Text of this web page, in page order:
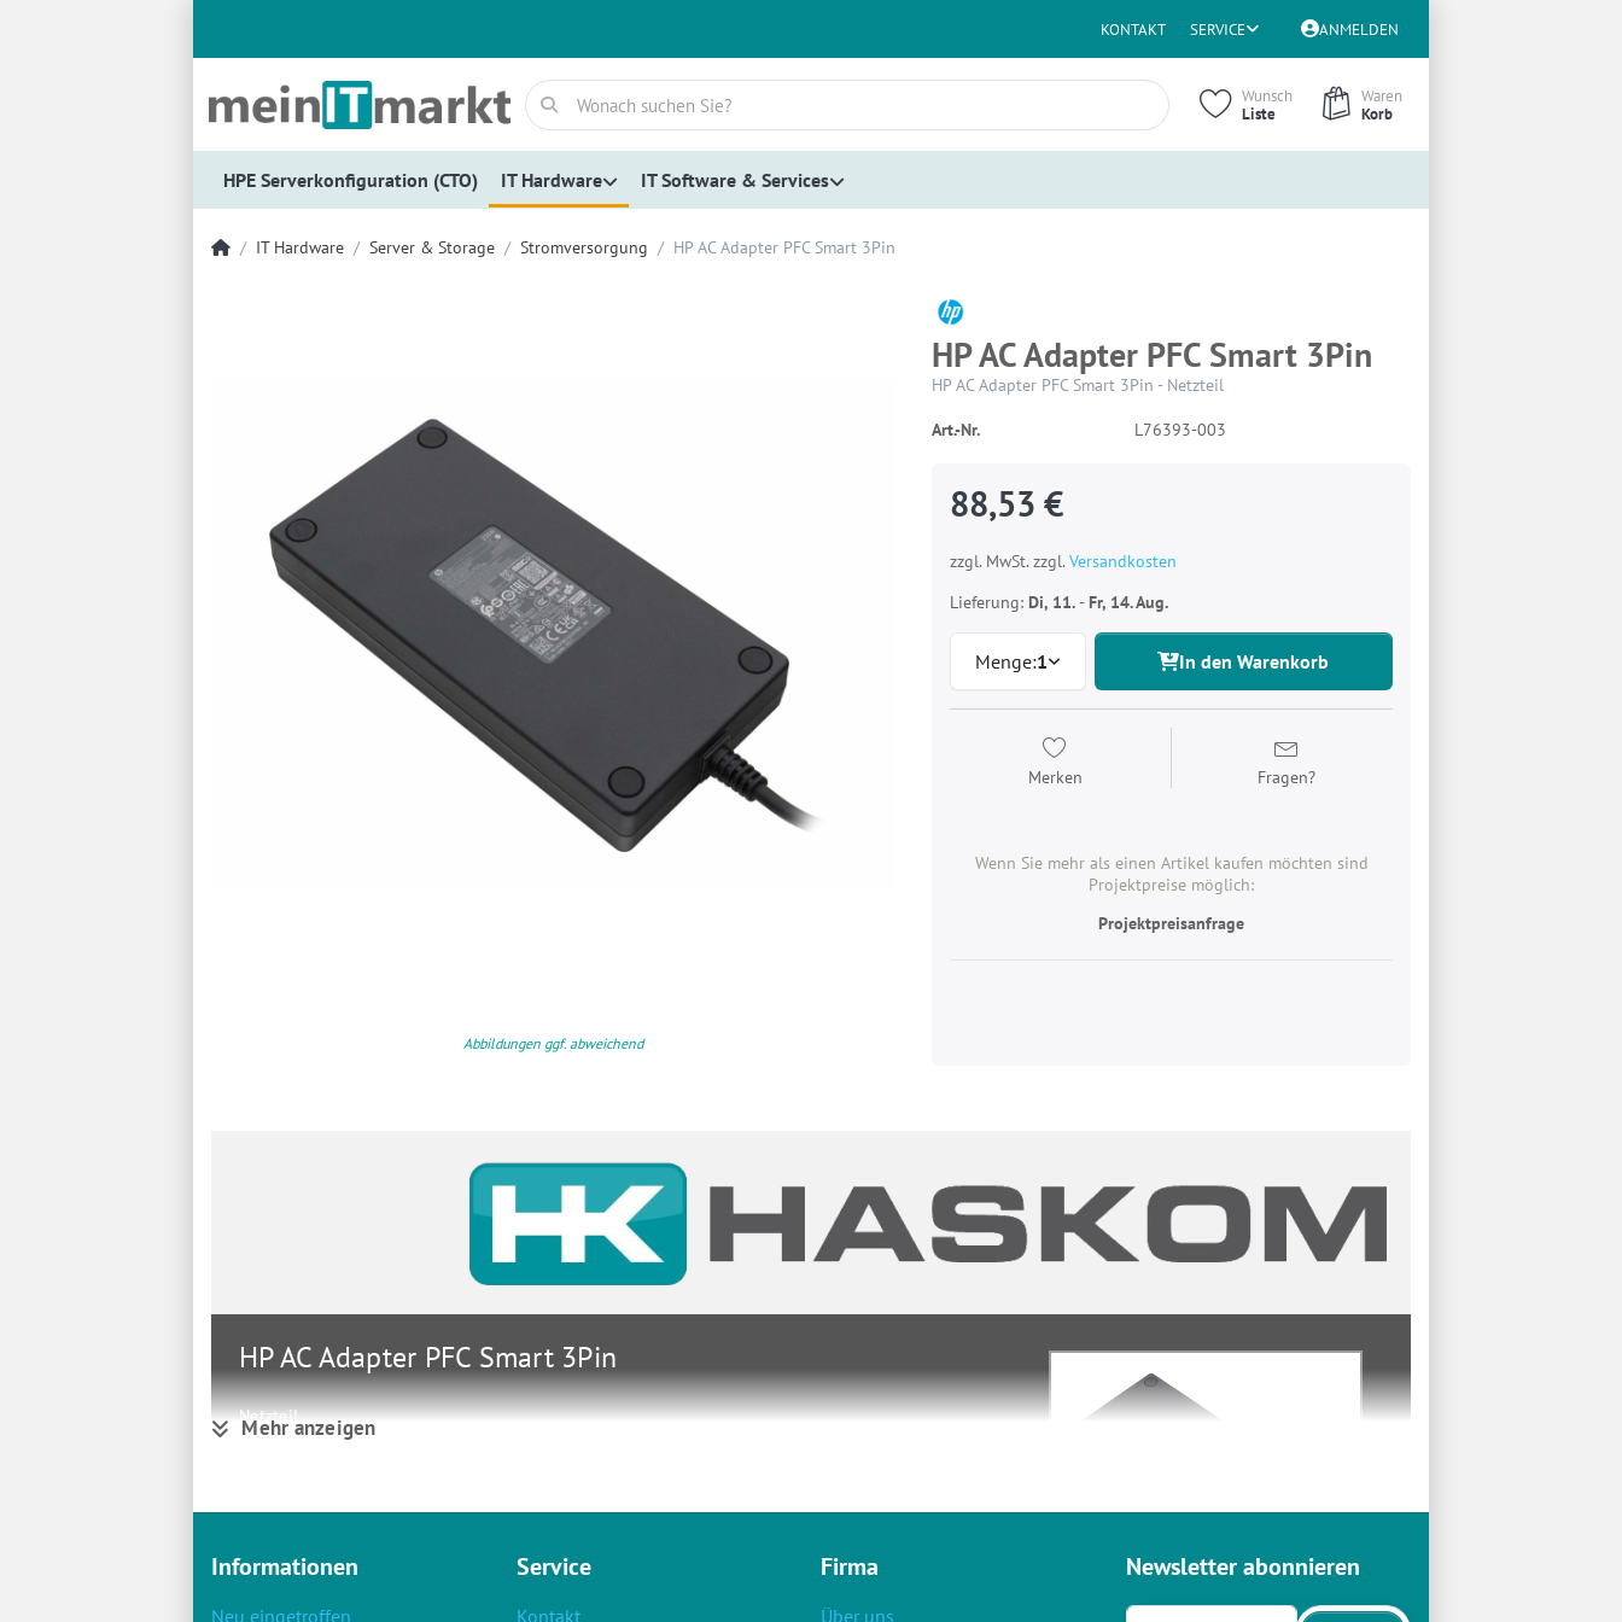
KONTAKT SERVICE ANMELDEN
Wunsch
Liste
Waren
Korb
HPE Serverkonfiguration (CTO) IT Hardware IT Software & Services
IT Hardware Server & Storage Stromversorgung HP AC Adapter PFC Smart 3Pin
Abbildungen ggf. abweichend
HP AC Adapter PFC Smart 3Pin
HP AC Adapter PFC Smart 3Pin - Netzteil
Art.-Nr. L76393-003
88,53 €
zzgl. MwSt. zzgl.Versandkosten
Lieferung: Di, 11.-Fr, 14. Aug.
Menge:1 In den Warenkorb
Merken Fragen?
Wenn Sie mehr als einen Artikel kaufen möchten sind
Projektpreise möglich:
Projektpreisanfrage
HP AC Adapter PFC Smart 3Pin
Netzteil
Mehr anzeigen
Informationen
Neu eingetroffen
Service
Kontakt
Firma
Über uns
Newsletter abonnieren